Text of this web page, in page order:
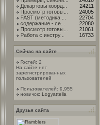
Декартовы коорд...
24211
Просмотр готовы...
24005
FAST (методика ...
22704
содержание - се...
22080
Просмотр готовы...
21061
Работа с инстру...
16733
Сейчас на сайте
Гостей: 2
На сайте нет
зарегистрированных
пользователей
Пользователей: 9,955
новичок: Logyattella
Друзья сайта